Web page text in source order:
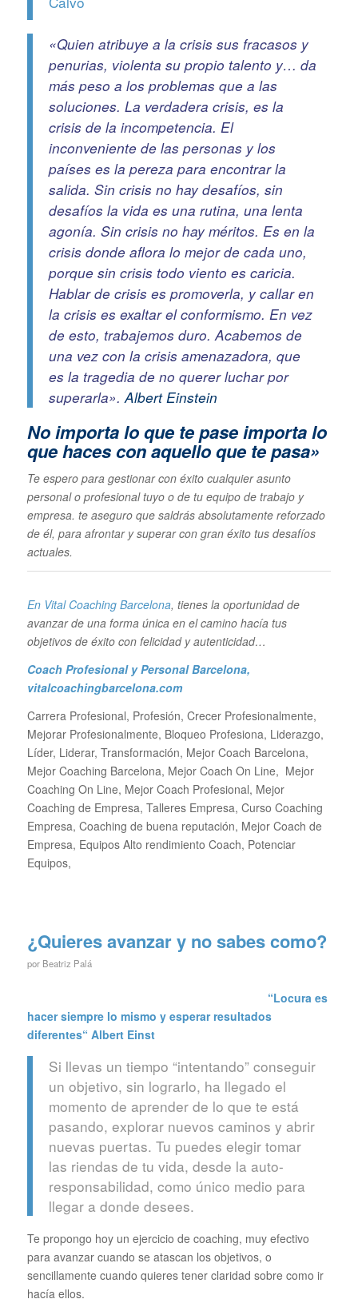
«Quien atribuye a la crisis sus fracasos y
penurias, violenta su propio talento y… da
más peso a los problemas que a las
soluciones. La verdadera crisis, es la
crisis de la incompetencia. El
inconveniente de las personas y los
países es la pereza para encontrar la
salida. Sin crisis no hay desafíos, sin
desafíos la vida es una rutina, una lenta
agonía. Sin crisis no hay méritos. Es en la
crisis donde aflora lo mejor de cada uno,
porque sin crisis todo viento es caricia.
Hablar de crisis es promoverla, y callar en
la crisis es exaltar el conformismo. En vez
de esto, trabajemos duro. Acabemos de
una vez con la crisis amenazadora, que
es la tragedia de no querer luchar por
superarla».Albert Einstein
No importa lo que te pase importa lo
que haces con aquello que te pasa»
Te espero para gestionar con éxito cualquier asunto
personal o profesional tuyo o de tu equipo de trabajo y
empresa. te aseguro que saldrás absolutamente reforzado
de él, para afrontar y superar con gran éxito tus desafíos
actuales.
En Vital Coaching Barcelona, tienes la oportunidad de
avanzar de una forma única en el camino hacía tus
objetivos de éxito con felicidad y autenticidad…
Coach Profesional y Personal Barcelona,
vitalcoachingbarcelona.com
Carrera Profesional, Profesión, Crecer Profesionalmente,
Mejorar Profesionalmente, Bloqueo Profesiona, Liderazgo,
Líder, Liderar, Transformación, Mejor Coach Barcelona,
Mejor Coaching Barcelona, Mejor Coach On Line, Mejor
Coaching On Line, Mejor Coach Profesional, Mejor
Coaching de Empresa, Talleres Empresa, Curso Coaching
Empresa, Coaching de buena reputación, Mejor Coach de
Empresa, Equipos Alto rendimiento Coach, Potenciar
Equipos,
¿Quieres avanzar y no sabes como?
por Beatriz Palá
“Locura es
hacer siempre lo mismo y esperar resultados
diferentes“ Albert Einst
Si llevas un tiempo “intentando” conseguir
un objetivo, sin lograrlo, ha llegado el
momento de aprender de lo que te está
pasando, explorar nuevos caminos y abrir
nuevas puertas. Tu puedes elegir tomar
las riendas de tu vida, desde la auto-
responsabilidad, como único medio para
llegar a donde desees.
Te propongo hoy un ejercicio de coaching, muy efectivo
para avanzar cuando se atascan los objetivos, o
sencillamente cuando quieres tener claridad sobre como ir
hacía ellos.